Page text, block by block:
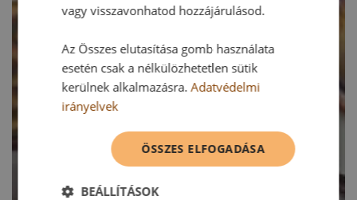
vagy visszavonhatod hozzájárulásod.
Az Összes elutasítása gomb használata
esetén csak a nélkülözhetetlen sütik
kerülnek alkalmazásra.Adatvédelmi
irányelvek
ÖSSZES ELFOGADÁSA
BEÁLLÍTÁSOK